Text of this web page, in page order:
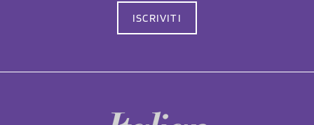
ISCRIVITI